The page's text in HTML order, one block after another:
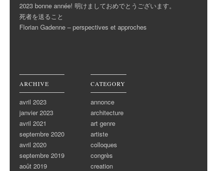
2023 bonne année! 明けましておめでとうございます。
死者を送ること
Florian Gadenne – perspectives et approches
ARCHIVE
avril 2023
janvier 2023
avril 2021
septembre 2020
avril 2020
septembre 2019
août 2019
CATEGORY
annonce
architecture
art genre
artiste
colloques
congrès
creation